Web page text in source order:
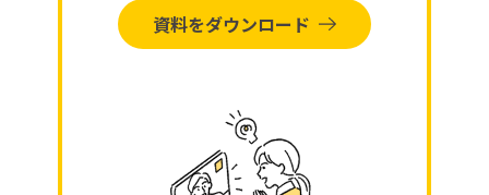
資料をダウンロード